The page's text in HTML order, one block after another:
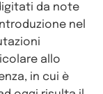
da note
nel
allo
in cui è